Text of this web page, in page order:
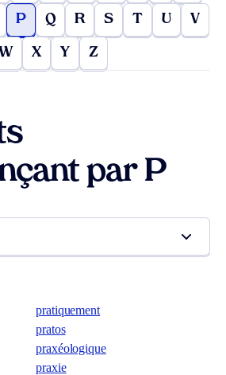
P Q R S T U V
X Y Z
par P
pratiquement
pratos
praxéologique
praxie